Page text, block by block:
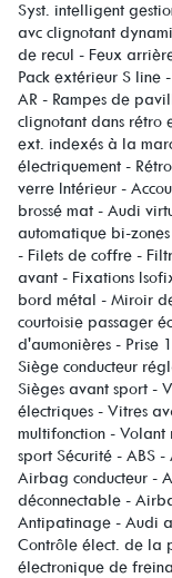
Syst. intelligent
avc clignotant
de recul - Feux
Pack extérieur S line
AR - Rampes de
clignotant dans rétro
ext. indexés à la
électriquement -
verre Intérieur -
brossé mat - Audi
automatique bi-
- Filets de coffre -
avant - Fixations
bord métal - Miroir
courtoisie passager
d'aumonières - Prise
Siège conducteur
Sièges avant sport -
électriques - Vitres
multifonction -
sport Sécurité - ABS
Airbag conducteur -
déconnectable -
Antipatinage - Audi
Contrôle élect. de la
électronique de